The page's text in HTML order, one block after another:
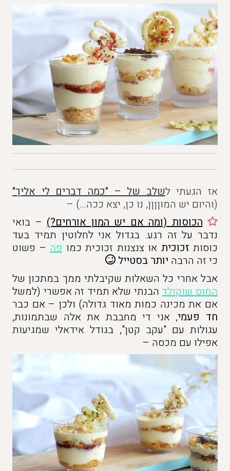
אז הגעתי לשלב של – "כמה דברים לי אליך"
(והיום יש המוןןןן, נו כן, יצא ככה…) –
הכוסות (ומה אם יש המון אורחים?) – בואי
נדבר על זה רגע. בגדול אני לחלוטין תמיד בעד
כוסות זכוכית או צנצנות זכוכית כמו פה – פשוט
כי זה הרבה יותר בסטייל
אבל אחרי כל השאלות שקיבלתי ממך במתכון של
המוס שוקולד הבנתי שלא תמיד זה אפשרי (למשל
אם את מכינה כמות מאוד גדולה) ולכן – אם כבר
חד פעמי, אני די מחבבת את אלה שבתמונות,
עגולות עם "עקב קטן", בגודל אידאלי שמגיעות
אפילו עם מכסה –